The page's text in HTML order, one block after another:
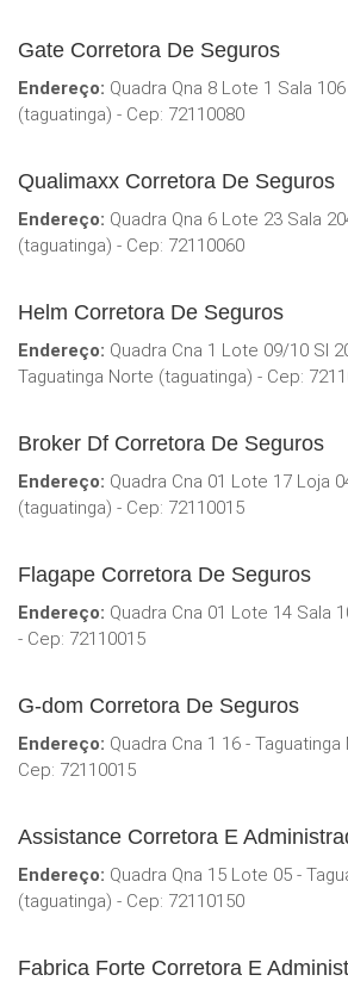
Gate Corretora De Seguros
Endereço: Quadra Qna 8 Lote 1 Sala
(taguatinga) - Cep: 72110080
Qualimaxx Corretora De Seguros
Endereço: Quadra Qna 6 Lote 23 Sala
(taguatinga) - Cep: 72110060
Helm Corretora De Seguros
Endereço: Quadra Cna 1 Lote 09/10 Sl
Taguatinga Norte (taguatinga) - Cep:
Broker Df Corretora De Seguros
Endereço: Quadra Cna 01 Lote 17 Loja
(taguatinga) - Cep: 72110015
Flagape Corretora De Seguros
Endereço: Quadra Cna 01 Lote 14 Sala
- Cep: 72110015
G-dom Corretora De Seguros
Endereço: Quadra Cna 1 16 -
Cep: 72110015
Assistance Corretora E
Endereço: Quadra Qna 15 Lote 05 -
(taguatinga) - Cep: 72110150
Fabrica Forte Corretora E